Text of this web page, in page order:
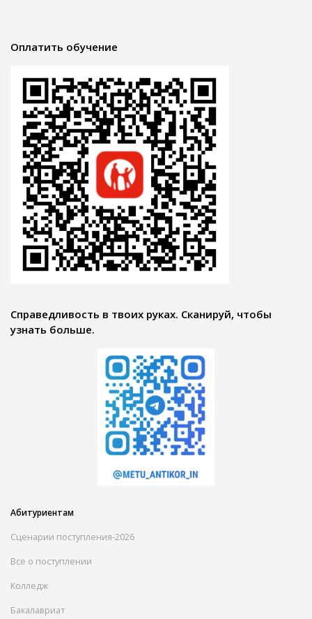
Оплатить обучение
Справедливость в твоих руках. Сканируй, чтобы
узнать больше.
Абитуриентам
Сценарии поступления-2026
Все о поступлении
Колледж
Бакалавриат